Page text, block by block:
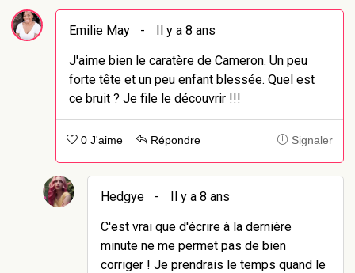
Emilie May -
Il y a 8 ans
J'aime bien le caratère de Cameron. Un peu
forte tête et un peu enfant blessée. Quel est
ce bruit ? Je file le découvrir !!!
0 J'aime Répondre Signaler
Hedgye -
Il y a 8 ans
C'est vrai que d'écrire à la dernière
minute ne me permet pas de bien
corriger ! Je prendrais le temps quand le